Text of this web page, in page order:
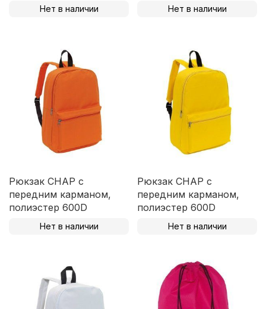
Нет в наличии Нет в наличии
Рюкзак CHAP с
передним карманом,
полиэстер 600D
Нет в наличии
Рюкзак CHAP с
передним карманом,
полиэстер 600D
Нет в наличии